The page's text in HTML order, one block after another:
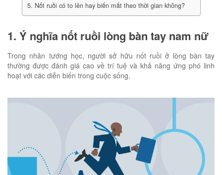
5. Nốt ruồi có to lên hay biến mất theo thời gian không?
1. Ý nghĩa nốt ruồi lòng bàn tay nam nữ
Trong nhân tướng học, người sở hữu nốt ruồi ở lòng bàn tay
thường được đánh giá cao về trí tuệ và khả năng ứng phó linh
hoạt với các diễn biến trong cuộc sống.